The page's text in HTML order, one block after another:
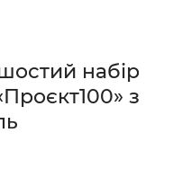
набір
з